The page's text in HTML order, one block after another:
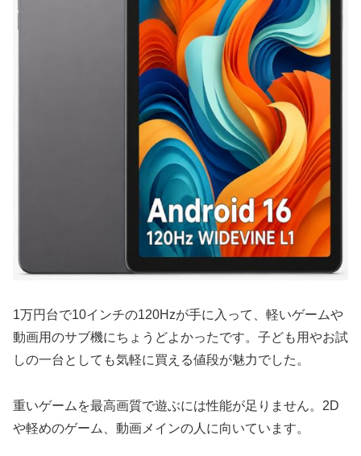
1万円台で10インチの120Hzが手に入って、軽いゲームや
動画用のサブ機にちょうどよかったです。子ども用やお試
しの一台としても気軽に買える値段が魅力でした。
重いゲームを最高画質で遊ぶには性能が足りません。2D
や軽めのゲーム、動画メインの人に向いています。